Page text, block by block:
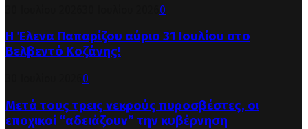
0
Η Έλενα Παπαρίζου αύριο 31 Ιουλίου στο
Βελβεντό Κοζάνης!
0
Μετά τους τρεις νεκρούς πυροσβέστες, οι
εποχικοί “αδειάζουν” την κυβέρνηση